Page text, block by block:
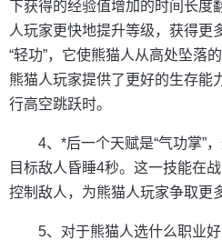
下获得的经验值增加的时间长度
人玩家更快地提升等级，获得更
“轻功”，它使熊猫人从高处坠落
熊猫人玩家提供了更好的生存能
行高空跳跃时。
4、*后一个天赋是“气功掌”
目标敌人昏睡4秒。这一技能在
控制敌人，为熊猫人玩家争取更
5、对于熊猫人选什么职业